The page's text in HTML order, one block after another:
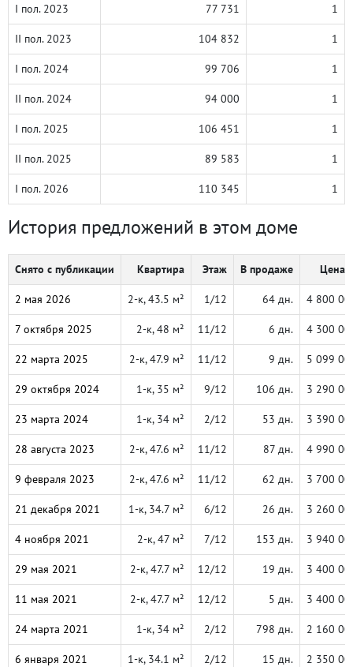
I пол. 2023 77 731 1
II пол. 2023 104 832 1
I пол. 2024 99 706 1
II пол. 2024 94 000 1
I пол. 2025 106 451 1
II пол. 2025 89 583 1
I пол. 2026 110 345 1
История предложений в этом доме
Снято с публикации Квартира Этаж В продаже Цена,
2 мая 2026 2-к, 43.5 м² 1/12 64 дн. 4 800
7 октября 2025 2-к, 48 м² 11/12 6 дн. 4 300
22 марта 2025 2-к, 47.9 м² 11/12 9 дн. 5 099
29 октября 2024 1-к, 35 м² 9/12 106 дн. 3 290
23 марта 2024 1-к, 34 м² 2/12 53 дн. 3 390
28 августа 2023 2-к, 47.6 м² 11/12 87 дн. 4 990
9 февраля 2023 2-к, 47.6 м² 11/12 62 дн. 3 700
21 декабря 2021 1-к, 34.7 м² 6/12 26 дн. 3 260
4 ноября 2021 2-к, 47 м² 7/12 153 дн. 3 940
29 мая 2021 2-к, 47.7 м² 12/12 19 дн. 3 400
11 мая 2021 2-к, 47.7 м² 12/12 5 дн. 3 400
24 марта 2021 1-к, 34 м² 2/12 798 дн. 2 160
6 января 2021 1-к, 34.1 м² 2/12 15 дн. 2 350